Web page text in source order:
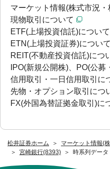
松井証券ホーム
マーケット情報(
宮崎銀行(8393)
時系列データ
マーケット情報(株式市況
現物取引について
ETF(上場投資信託)について
ETN(上場投資証券)について
REIT(不動産投資信託)につ
IPO(新規公開株)、PO(公募
信用取引・一日信用取引に
先物・オプション取引につ
FX(外国為替証拠金取引)に